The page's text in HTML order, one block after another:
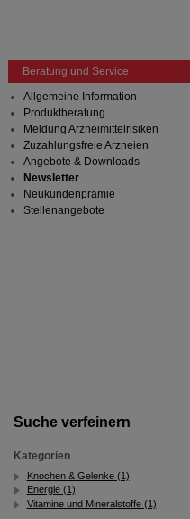
Suche verfeinern
Kategorien
Knochen & Gelenke (1)
Energie (1)
Vitamine und Mineralstoffe (1)
Beratung und Service
Allgemeine Information
Produktberatung
Meldung Arzneimittelrisiken
Zuzahlungsfreie Arzneien
Angebote & Downloads
Newsletter
Neukundenprämie
Stellenangebote